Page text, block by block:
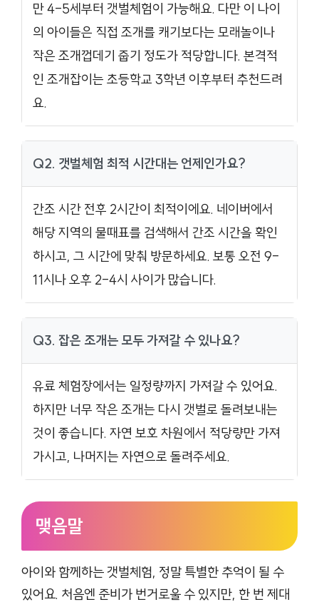
만 4-5세부터 갯벌체험이 가능해요. 다만 이 나이
의 아이들은 직접 조개를 캐기보다는 모래놀이나
작은 조개껍데기 줍기 정도가 적당합니다. 본격적
인 조개잡이는 초등학교 3학년 이후부터 추천드려
요.
Q2. 갯벌체험 최적 시간대는 언제인가요?
간조 시간 전후 2시간이 최적이에요. 네이버에서
해당 지역의 물때표를 검색해서 간조 시간을 확인
하시고, 그 시간에 맞춰 방문하세요. 보통 오전 9-
11시나 오후 2-4시 사이가 많습니다.
Q3. 잡은 조개는 모두 가져갈 수 있나요?
유료 체험장에서는 일정량까지 가져갈 수 있어요.
하지만 너무 작은 조개는 다시 갯벌로 돌려보내는
것이 좋습니다. 자연 보호 차원에서 적당량만 가져
가시고, 나머지는 자연으로 돌려주세요.
맺음말
아이와 함께하는 갯벌체험, 정말 특별한 추억이 될 수
있어요. 처음엔 준비가 번거로울 수 있지만, 한 번 제대